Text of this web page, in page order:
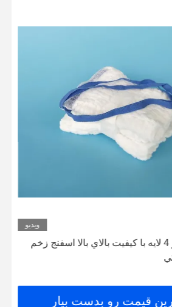
ویدیو
45×45 سانتي متر 4 لايه با کيفيت بالاي بالا اسفنج زخم
قیمت رو بدست بیار